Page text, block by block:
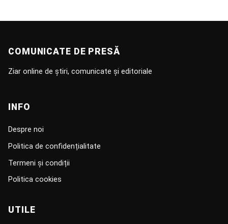
COMUNICATE DE PRESĂ
Ziar online de știri, comunicate și editoriale
INFO
Despre noi
Politica de confidențialitate
Termeni și condiții
Politica cookies
UTILE